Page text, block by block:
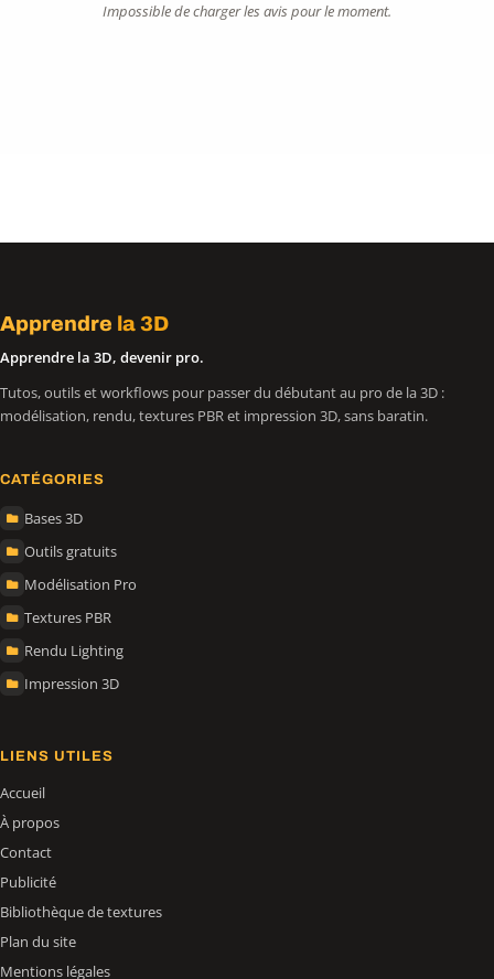
Impossible de charger les avis pour le moment.
Apprendre la 3D
Apprendre la 3D, devenir pro.
Tutos, outils et workflows pour passer du débutant au pro de la 3D :
modélisation, rendu, textures PBR et impression 3D, sans baratin.
CATÉGORIES
Bases 3D
Outils gratuits
Modélisation Pro
Textures PBR
Rendu Lighting
Impression 3D
LIENS UTILES
Accueil
À propos
Contact
Publicité
Bibliothèque de textures
Plan du site
Mentions légales